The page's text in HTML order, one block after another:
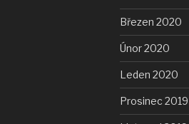
Březen 2020
Únor 2020
Leden 2020
Prosinec 2019